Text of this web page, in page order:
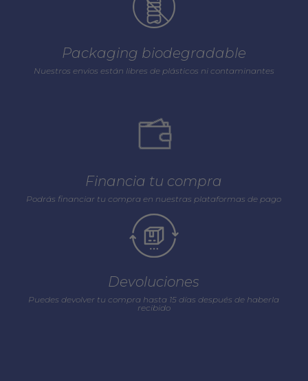
Packaging biodegradable
Nuestros envios están libres de plásticos ni contaminantes
Financia tu compra
Podrás financiar tu compra en nuestras plataformas de pago
Devoluciones
Puedes devolver tu compra hasta 15 días después de haberla
recibido